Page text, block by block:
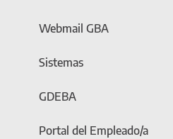
Webmail GBA
Sistemas
GDEBA
Portal del Empleado/a